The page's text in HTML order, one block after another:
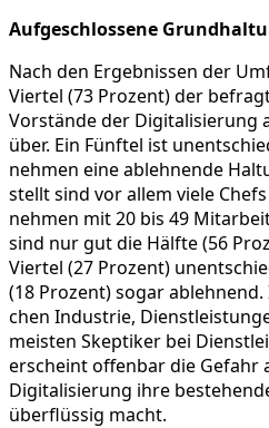
Aufge­schlos­sene
Nach den Ergeb­nissen der
Viertel (73 Prozent) der
Vorstände der Digita­li­sie­rung
über. Ein Fünftel ist
nehmen eine ableh­nende
stellt sind vor allem viele
nehmen mit 20 bis 49
sind nur gut die Hälfte (56
Viertel (27 Prozent)
(18 Prozent) sogar
chen Indus­trie,
meisten Skeptiker bei
erscheint offenbar die Gefahr
Digita­li­sie­rung ihre
überflüssig macht.